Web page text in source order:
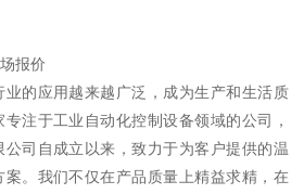
报价
的应用越来越广泛，成为生产和生活质
注于工业自动化控制设备领域的公司，
司自成立以来，致力于为客户提供的温
案。我们不仅在产品质量上精益求精，在